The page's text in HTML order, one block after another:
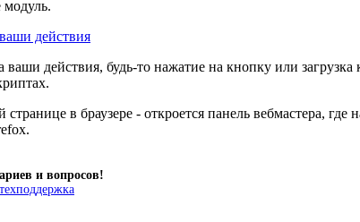
модуль.
действия
ваши действия, будь-то нажатие на кнопку или
в браузере - откроется панель вебмастера,
и вопросов!
техподдержка